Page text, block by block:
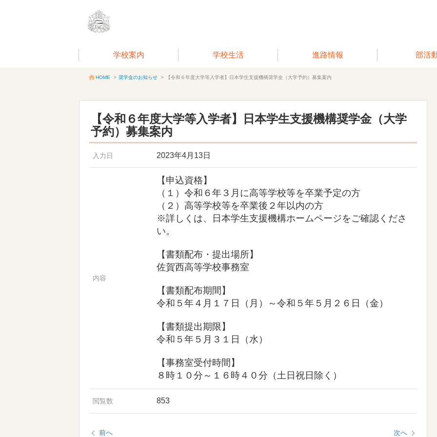
学校案内 学校生活 進路情報 部活
HOME > 奨学金のお知らせ > 【令和６年度大学等入学者】日本学生支援機構奨学金（大学予約）募集案内
【令和６年度大学等入学者】日本学生支援機構奨学金（大学
予約）募集案内
入力日 2023年4月13日
内容
【申込資格】
（１）令和６年３月に高等学校等を卒業予定の方
（２）高等学校等を卒業後２年以内の方
※詳しくは、日本学生支援機構ホームページをご確認くださ
い。
【書類配布・提出場所】
佐賀西高等学校事務室
【書類配布期間】
令和５年４月１７日（月）～令和５年５月２６日（金）
【書類提出期限】
令和５年５月３１日（水）
【事務室受付時間】
８時１０分～１６時４０分（土日祝日除く）
閲覧数 853
前へ 次へ